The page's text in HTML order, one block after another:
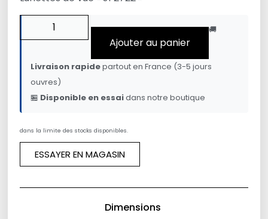
Ajouter au panier
🚚
Livraison rapidepartout en France (3-5 jours
ouvres)
🏪 Disponible en essaidans notre boutique
dans la limite des stocks disponibles.
ESSAYER EN MAGASIN
Dimensions